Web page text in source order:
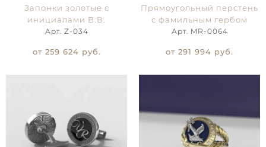
Запонки золотые с
инициалами В.В.
Арт. Z-034
от 259 624 руб.
Прямоугольный перстень
с фамильным гербом
Арт. MR-0064
от 291 994 руб.